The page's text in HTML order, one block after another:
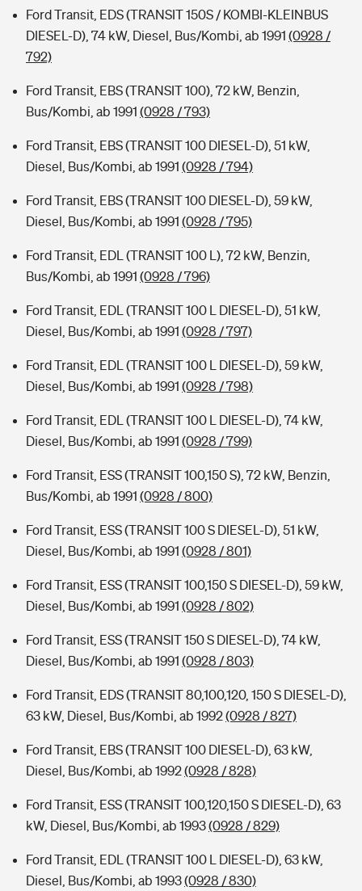
Ford Transit, EDS (TRANSIT 150S / KOMBI-KLEINBUS
DIESEL-D), 74 kW, Diesel, Bus/Kombi, ab 1991 (0928 /
792)
Ford Transit, EBS (TRANSIT 100), 72 kW, Benzin,
Bus/Kombi, ab 1991 (0928 / 793)
Ford Transit, EBS (TRANSIT 100 DIESEL-D), 51 kW,
Diesel, Bus/Kombi, ab 1991 (0928 / 794)
Ford Transit, EBS (TRANSIT 100 DIESEL-D), 59 kW,
Diesel, Bus/Kombi, ab 1991 (0928 / 795)
Ford Transit, EDL (TRANSIT 100 L), 72 kW, Benzin,
Bus/Kombi, ab 1991 (0928 / 796)
Ford Transit, EDL (TRANSIT 100 L DIESEL-D), 51 kW,
Diesel, Bus/Kombi, ab 1991 (0928 / 797)
Ford Transit, EDL (TRANSIT 100 L DIESEL-D), 59 kW,
Diesel, Bus/Kombi, ab 1991 (0928 / 798)
Ford Transit, EDL (TRANSIT 100 L DIESEL-D), 74 kW,
Diesel, Bus/Kombi, ab 1991 (0928 / 799)
Ford Transit, ESS (TRANSIT 100,150 S), 72 kW, Benzin,
Bus/Kombi, ab 1991 (0928 / 800)
Ford Transit, ESS (TRANSIT 100 S DIESEL-D), 51 kW,
Diesel, Bus/Kombi, ab 1991 (0928 / 801)
Ford Transit, ESS (TRANSIT 100,150 S DIESEL-D), 59 kW,
Diesel, Bus/Kombi, ab 1991 (0928 / 802)
Ford Transit, ESS (TRANSIT 150 S DIESEL-D), 74 kW,
Diesel, Bus/Kombi, ab 1991 (0928 / 803)
Ford Transit, EDS (TRANSIT 80,100,120, 150 S DIESEL-D),
63 kW, Diesel, Bus/Kombi, ab 1992(0928 / 827)
Ford Transit, EBS (TRANSIT 100 DIESEL-D), 63 kW,
Diesel, Bus/Kombi, ab 1992(0928 / 828)
Ford Transit, ESS (TRANSIT 100,120,150 S DIESEL-D), 63
kW, Diesel, Bus/Kombi, ab 1993(0928 / 829)
Ford Transit, EDL (TRANSIT 100 L DIESEL-D), 63 kW,
Diesel, Bus/Kombi, ab 1993(0928 / 830)